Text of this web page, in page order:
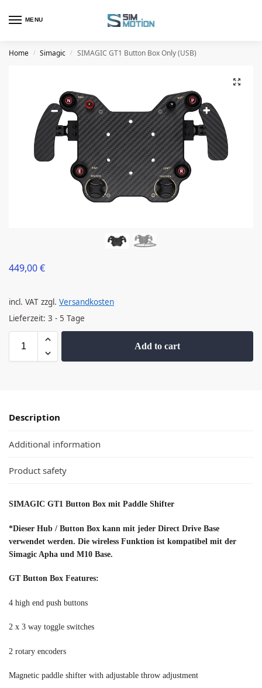
MENU
Home / Simagic / SIMAGIC GT1 Button Box Only (USB)
449,00€
incl. VAT zzgl. Versandkosten
Lieferzeit: 3 - 5 Tage
Add to cart
Description
Additional information
Product safety
SIMAGIC GT1 Button Box mit Paddle Shifter
*Dieser Hub / Button Box kann mit jeder Direct Drive Base
verwendet werden. Die wireless Funktion ist kompatibel mit der
Simagic Apha und M10 Base.
GT Button Box Features:
4 high end push buttons
2 x 3 way toggle switches
2 rotary encoders
Magnetic paddle shifter with adjustable throw adjustment